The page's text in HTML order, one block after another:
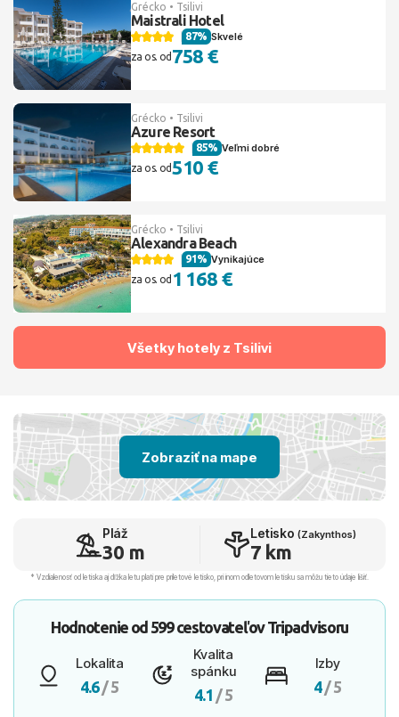
Grécko • Tsilivi
Maistrali Hotel
Skvelé
87%
za os. od 758 €
Grécko • Tsilivi
Azure Resort
Veľmi dobré
85%
za os. od510 €
Grécko • Tsilivi
Alexandra Beach
Vynikajúce
91%
za os. od 1 168 €
Všetky hotely z Tsilivi
Zobraziť na mape
Pláž
30 m
Letisko (Zakynthos)
7 km
* Vzdialenosť od letiska aj dľžka letu platí pre príletové letisko, pri inom odletovom letisku sa môžu tieto údaje líšiť.
Hodnotenie od 599 cestovateľovTripadvisoru
Lokalita
4.6/ 5
Kvalita
spánku
4.1 / 5
Izby
4/ 5